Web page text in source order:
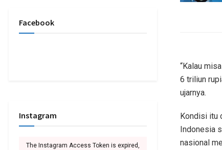
“Kalau
6 triliun
ujarnya.
Kondisi itu
Indonesia
nasional
Facebook
Instagram
The Instagram Access Token is expired,